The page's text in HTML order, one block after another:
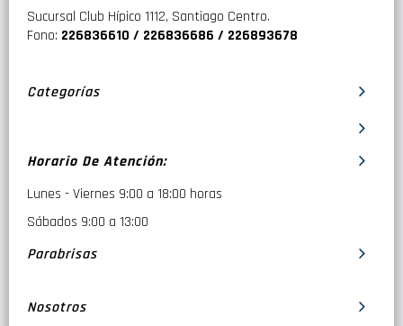
Compatible con el sistema One Key ✓
Soporte para esquís ✓ Se requiere adaptador: Thule Box
Ski Carrier Adapter 694-6
Color Titan Glossy
Se ajusta a Thule WingBar Evo ✓
Se ajusta a Thule WingBar ✓
Se ajusta a Thule SlideBar ✓ Se requiere adaptador:
Sucursal Club Hípico 1112, Santiago Centro.
Fono: 226836610 / 226836686 / 226893678
Categorías
Horario De Atención:
Lunes - Viernes 9:00 a 18:00 horas
Sábados 9:00 a 13:00
Parabrisas
Nosotros